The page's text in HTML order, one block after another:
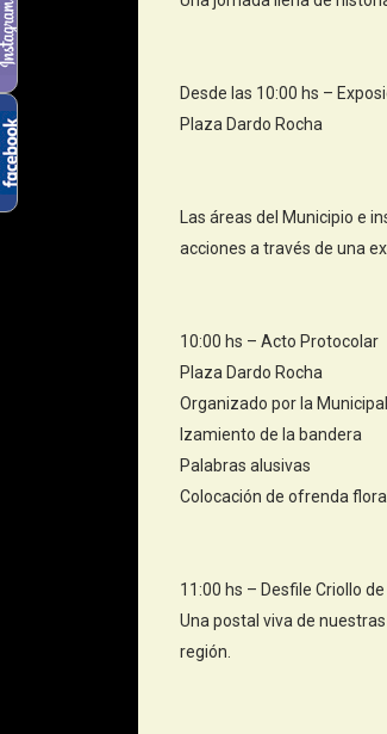
Desde las 10:00 hs –
Plaza Dardo Rocha
Las áreas del Municipio e
acciones a través de una
10:00 hs – Acto Protocolar
Plaza Dardo Rocha
Organizado por la
Izamiento de la bandera
Palabras alusivas
Colocación de ofrenda
11:00 hs – Desfile Criollo
Una postal viva de
región.